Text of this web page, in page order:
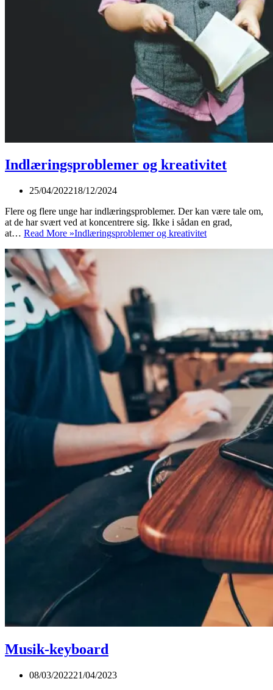
Indlæringsproblemer og kreativitet
25/04/202218/12/2024
Flere og flere unge har indlæringsproblemer. Der kan være tale om,
at de har svært ved at koncentrere sig. Ikke i sådan en grad,
at… Read More »Indlæringsproblemer og kreativitet
Musik-keyboard
08/03/202221/04/2023